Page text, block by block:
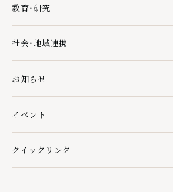
教育・研究
教育・研究の下層ページ一覧を開く
社会・地域連携
社会・地域連携の下層ページ一覧を開く
お知らせ
イベント
クイックリンク
クイックリンクの下層ページ一覧を開く